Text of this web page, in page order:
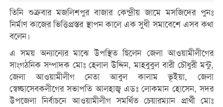
তিনি শুক্রবার মজলিশপুর বাজার কেন্দ্রীয় জামে মসজিদের পুনঃ
নির্মাণ কাজের ভিত্তিপ্রস্তর স্থাপন কালে এক সুধী সমাবেশে এসব কথা
বলেন।
এ সময় অন্যান্যের মাঝে উপস্থিত ছিলেন জেলা আওয়ামীলীগের
সাংগঠনিক সম্পাদক মোঃ হেলাল উদ্দিন, মাহবুবুল বারী চৌধুরী মন্টু,
জেলা আওয়ামীলীগ নেতা আবুল কালাম ভূইয়া, জেলা
স্বেচ্ছাসেবকলীগের সভাপতি আলহাজ্ব এডঃ লোকমান হোসেন, সদর
উপজেলা নির্বাচনে আওয়ামীলীগ সমর্থিত চেয়ারম্যান প্রার্থী মোঃ